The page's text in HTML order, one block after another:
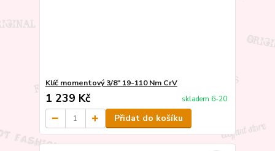
Klíč momentový 3/8" 19-110 Nm CrV
1 239 Kč skladem 6-20
Přidat do košíku